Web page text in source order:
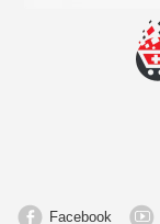
Facebook